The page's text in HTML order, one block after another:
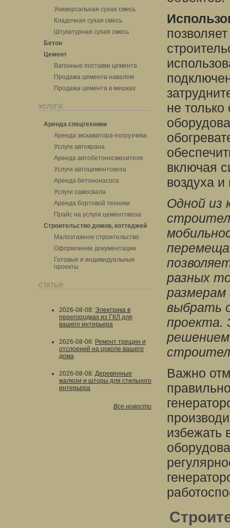
Универсальная сухая смесь
Кладочная сухая смесь
Штукатурная сухая смесь
Бетон
Цемент
Вагонные поставки цемента
Продажа цемента навалом
Продажа цемента в мешках
УСЛУГИ
Аренда спецтехники
Аренда экскаватора-погрузчика
Услуги автокрана
Аренда автобетоносмесителя
Услуги автоцементовоза
Аренда бетононасоса
Услуги самосвала
Аренда бортовой техники
Прайс на услуги цементовоза
Строительство домов, коттеджей
Малоэтажное строительство
Оформление документации
Готовые и индивидуальные
проекты
СТАТЬИ
2026-08-08: Электрика в
перегородках из ГКЛ для
вашего интерьера
2026-08-08: Ремонт трещин и
отслоений на цоколе вашего
дома
2026-08-08: Деревянные
жалюзи и шторы для стильного
интерьера
Все новости
не
включая
воздуха
Одной из
разных
выбрать
проекта.
решением
Важно
избежать